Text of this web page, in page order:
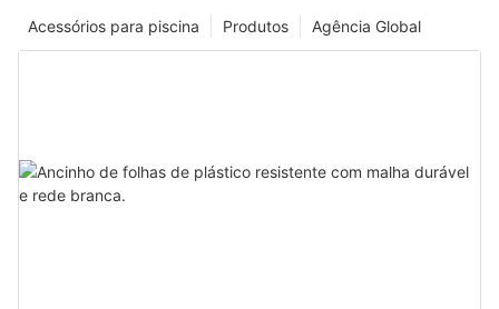
Agência Global
Produtos
Acessórios para piscina